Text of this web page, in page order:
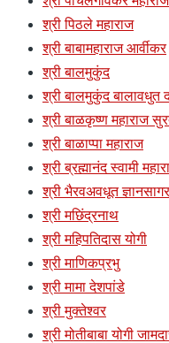
श्री पिठले महाराज
श्री बाबामहाराज आर्वीकर
श्री बालमुकुंद
श्री बालमुकुंद बालावधुत
श्री बाळकृष्ण महाराज
श्री बाळाप्पा महाराज
श्री ब्रह्मानंद स्वामी
श्री भैरवअवधूत ज्ञानसागर
श्री मछिंद्रनाथ
श्री महिपतिदास योगी
श्री माणिकप्रभु
श्री मामा देशपांडे
श्री मुक्तेश्वर
श्री मोतीबाबा योगी